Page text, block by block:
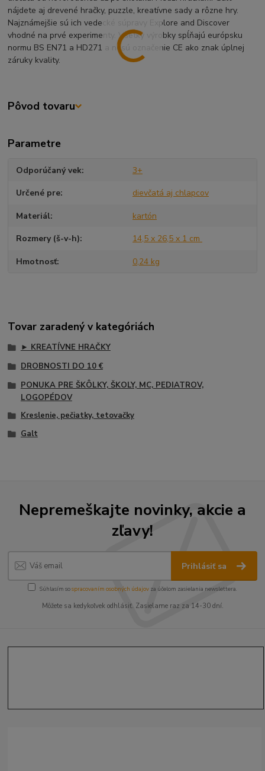
nájdete aj drevené hračky, puzzle, kreatívne sady a rôzne hry.
Najznámejšie sú ich vedecké súpravy Explore and Discover
vhodné na prvé experimenty. Všetky výrobky spĺňajú európsku
normu BS EN71 a HD271 a nesú označenie CE ako znak úplnej
záruky kvality.
Pôvod tovaru
Parametre
Odporúčaný vek 3+
Určené pre dievčatá aj chlapcov
Materiál kartón
Rozmery (š-v-h) 14,5 x 26,5 x 1 cm
Hmotnosť 0,24 kg
Tovar zaradený v kategóriách
► KREATÍVNE HRAČKY
DROBNOSTI DO 10 €
PONUKA PRE ŠKÔLKY, ŠKOLY, MC, PEDIATROV,
LOGOPÉDOV
Kreslenie, pečiatky, tetovačky
Galt
Nepremeškajte novinky, akcie a
zľavy!
Prihlásiť sa
Súhlasím sospracovaním osobných údajov za účelom zasielania newslettera.
Môžete sa kedykoľvek odhlásiť. Zasielame raz za 14-30 dní.